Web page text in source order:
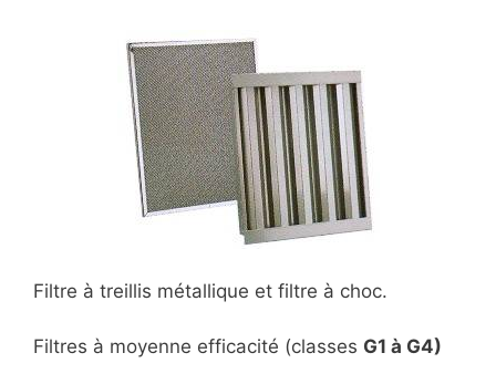
Filtre à treillis métallique et filtre à choc.
Filtres à moyenne efficacité (classes G1 à G4)